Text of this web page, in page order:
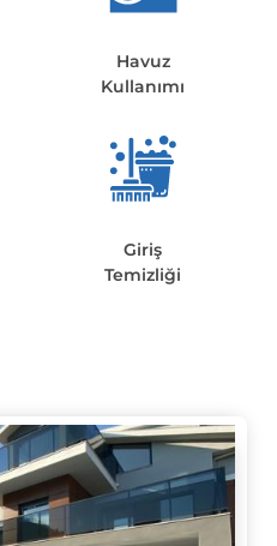
Havuz
Kullanımı
Giriş
Temizliği